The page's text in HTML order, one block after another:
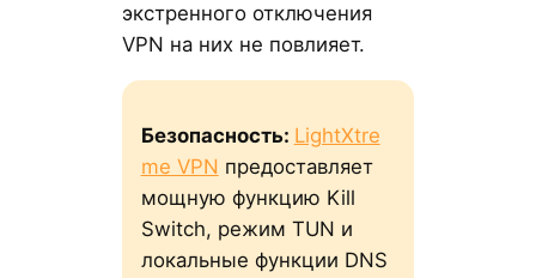
экстренного отключения
VPN на них не повлияет.
Безопасность: LightXtre
me VPN предоставляет
мощную функцию Kill
Switch, режим TUN и
локальные функции DNS